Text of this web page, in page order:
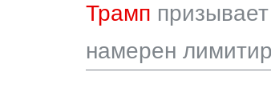
Трамп
намерен